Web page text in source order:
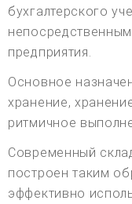
бухгалтерского
предприятия.
Основное
хранение,
ритмичное
Современный
построен таким
эффективно